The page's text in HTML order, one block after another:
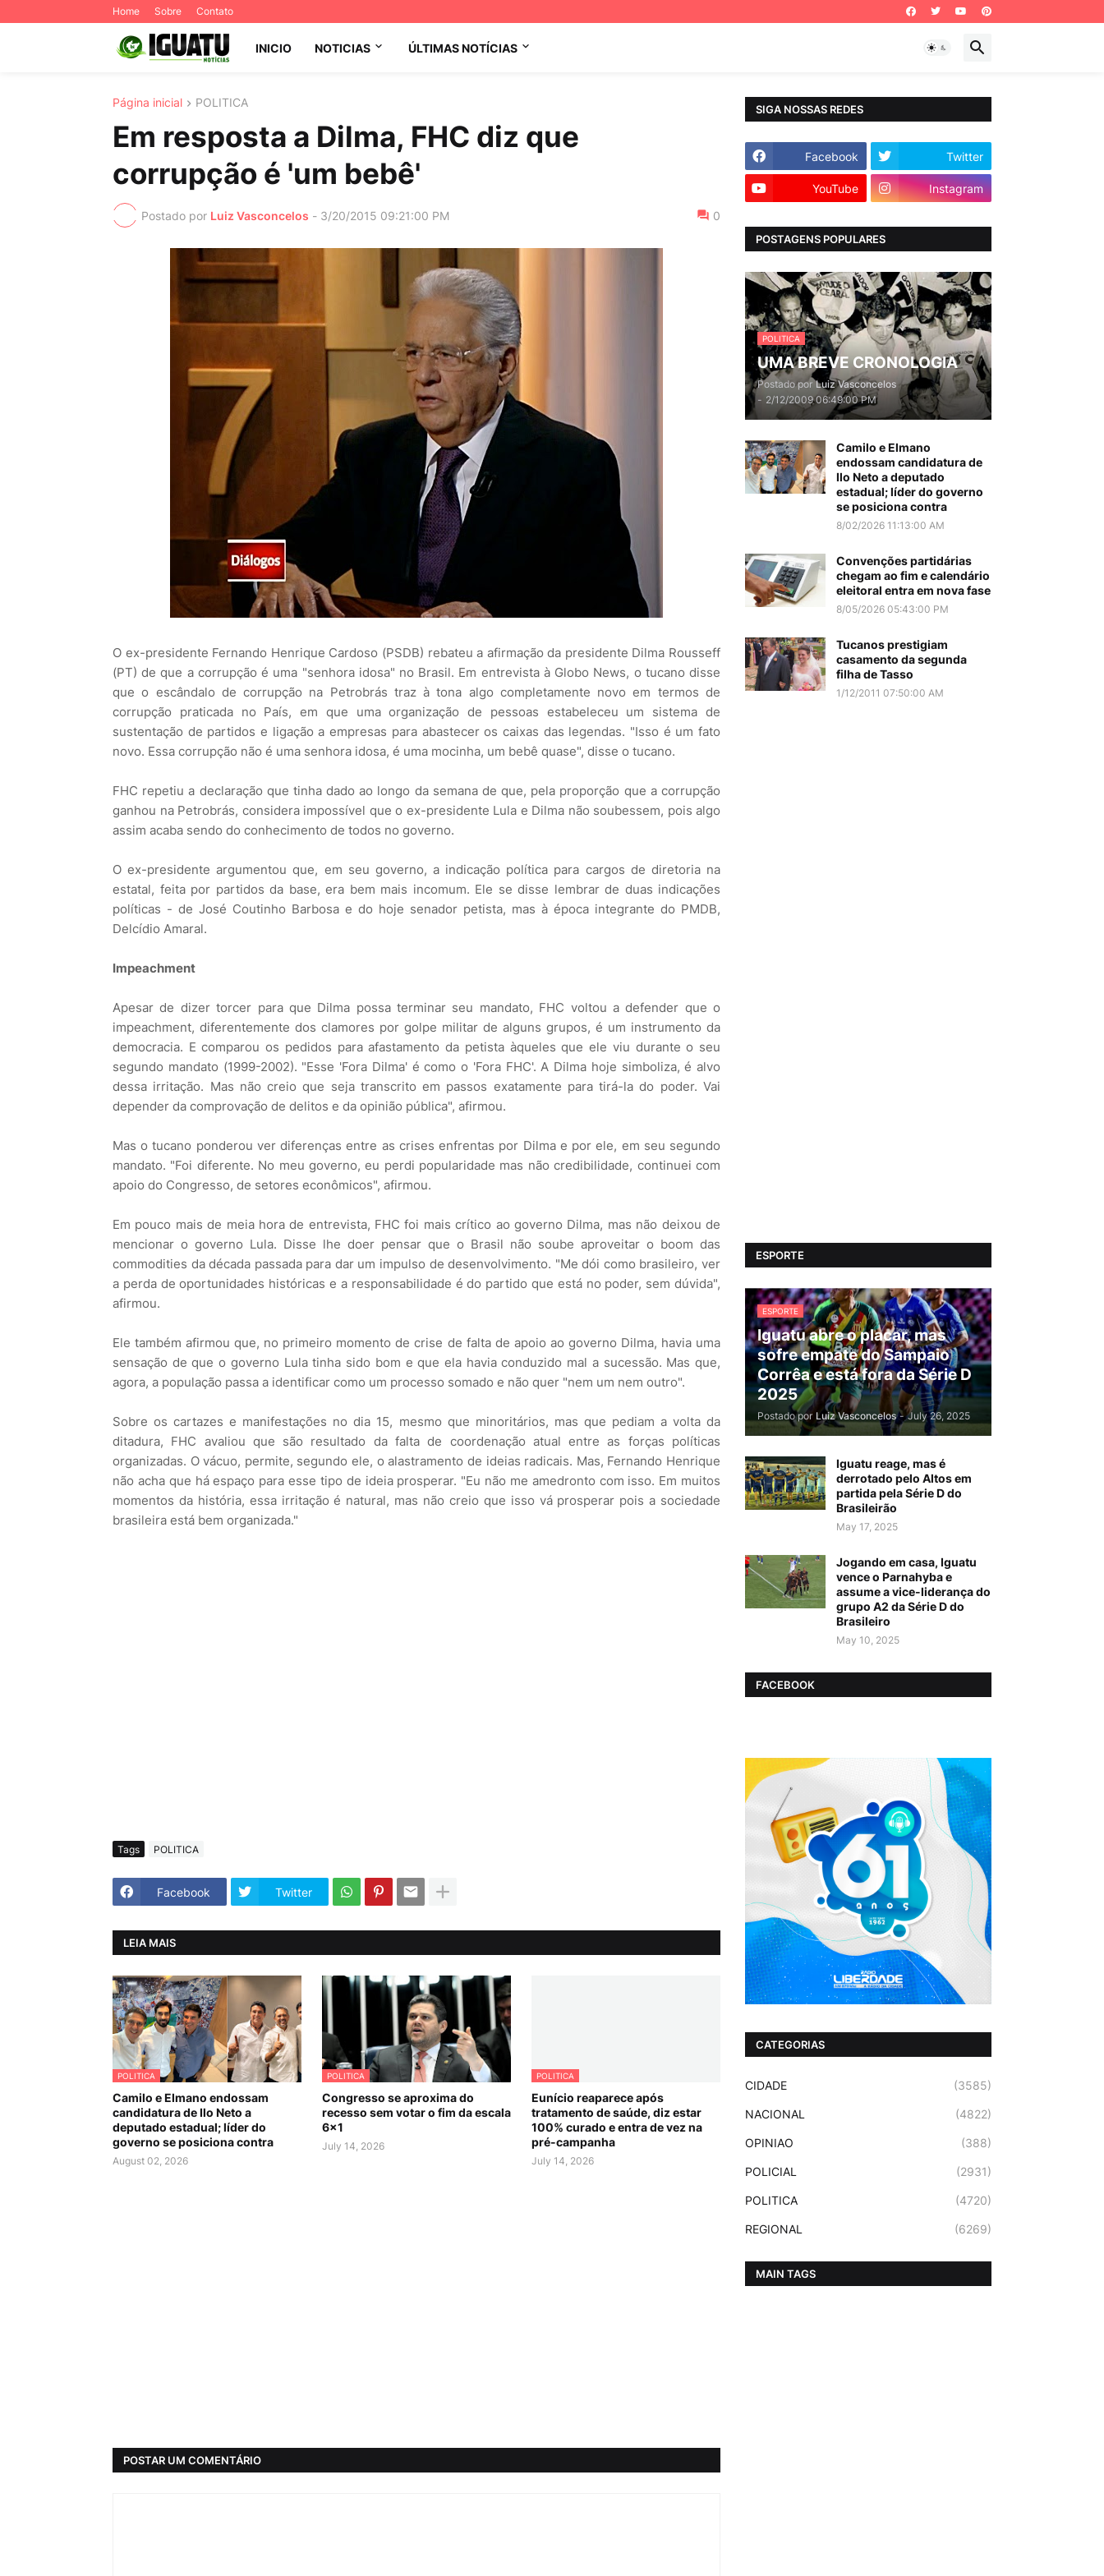
Home Sobre Contato
INICIO NOTICIAS ÚLTIMAS NOTÍCIAS
Página inicial POLITICA
Em resposta a Dilma, FHC diz que
corrupção é 'um bebê'
Postado por Luiz Vasconcelos - 3/20/2015 09:21:00 PM 0
O ex-presidente Fernando Henrique Cardoso (PSDB) rebateu a afirmação da presidente Dilma Rousseff
(PT) de que a corrupção é uma "senhora idosa" no Brasil. Em entrevista à Globo News, o tucano disse
que o escândalo de corrupção na Petrobrás traz à tona algo completamente novo em termos de
corrupção praticada no País, em que uma organização de pessoas estabeleceu um sistema de
sustentação de partidos e ligação a empresas para abastecer os caixas das legendas. "Isso é um fato
novo. Essa corrupção não é uma senhora idosa, é uma mocinha, um bebê quase", disse o tucano.
FHC repetiu a declaração que tinha dado ao longo da semana de que, pela proporção que a corrupção
ganhou na Petrobrás, considera impossível que o ex-presidente Lula e Dilma não soubessem, pois algo
assim acaba sendo do conhecimento de todos no governo.
O ex-presidente argumentou que, em seu governo, a indicação política para cargos de diretoria na
estatal, feita por partidos da base, era bem mais incomum. Ele se disse lembrar de duas indicações
políticas - de José Coutinho Barbosa e do hoje senador petista, mas à época integrante do PMDB,
Delcídio Amaral.
Impeachment
Apesar de dizer torcer para que Dilma possa terminar seu mandato, FHC voltou a defender que o
impeachment, diferentemente dos clamores por golpe militar de alguns grupos, é um instrumento da
democracia. E comparou os pedidos para afastamento da petista àqueles que ele viu durante o seu
segundo mandato (1999-2002). "Esse 'Fora Dilma' é como o 'Fora FHC'. A Dilma hoje simboliza, é alvo
dessa irritação. Mas não creio que seja transcrito em passos exatamente para tirá-la do poder. Vai
depender da comprovação de delitos e da opinião pública", afirmou.
Mas o tucano ponderou ver diferenças entre as crises enfrentas por Dilma e por ele, em seu segundo
mandato. "Foi diferente. No meu governo, eu perdi popularidade mas não credibilidade, continuei com
apoio do Congresso, de setores econômicos", afirmou.
Em pouco mais de meia hora de entrevista, FHC foi mais crítico ao governo Dilma, mas não deixou de
mencionar o governo Lula. Disse lhe doer pensar que o Brasil não soube aproveitar o boom das
commodities da década passada para dar um impulso de desenvolvimento. "Me dói como brasileiro, ver
a perda de oportunidades históricas e a responsabilidade é do partido que está no poder, sem dúvida",
afirmou.
Ele também afirmou que, no primeiro momento de crise de falta de apoio ao governo Dilma, havia uma
sensação de que o governo Lula tinha sido bom e que ela havia conduzido mal a sucessão. Mas que,
agora, a população passa a identificar como um processo somado e não quer "nem um nem outro".
Sobre os cartazes e manifestações no dia 15, mesmo que minoritários, mas que pediam a volta da
ditadura, FHC avaliou que são resultado da falta de coordenação atual entre as forças políticas
organizadas. O vácuo, permite, segundo ele, o alastramento de ideias radicais. Mas, Fernando Henrique
não acha que há espaço para esse tipo de ideia prosperar. "Eu não me amedronto com isso. Em muitos
momentos da história, essa irritação é natural, mas não creio que isso vá prosperar pois a sociedade
brasileira está bem organizada."
Tags POLITICA
Facebook Twitter
LEIA MAIS
POLITICA
Camilo e Elmano endossam
candidatura de Ilo Neto a
deputado estadual; líder do
governo se posiciona contra
August 02, 2026
POLITICA
Congresso se aproxima do
recesso sem votar o fim da escala
6×1
July 14, 2026
POLITICA
Eunício reaparece após
tratamento de saúde, diz estar
100% curado e entra de vez na
pré-campanha
July 14, 2026
POSTAR UM COMENTÁRIO
SIGA NOSSAS REDES
Facebook Twitter
YouTube Instagram
POSTAGENS POPULARES
POLITICA
UMA BREVE CRONOLOGIA
Postado por Luiz Vasconcelos
- 2/12/2009 06:49:00 PM
Camilo e Elmano
endossam candidatura de
Ilo Neto a deputado
estadual; líder do governo
se posiciona contra
8/02/2026 11:13:00 AM
Convenções partidárias
chegam ao fim e calendário
eleitoral entra em nova fase
8/05/2026 05:43:00 PM
Tucanos prestigiam
casamento da segunda
filha de Tasso
1/12/2011 07:50:00 AM
ESPORTE
ESPORTE
Iguatu abre o placar, mas
sofre empate do Sampaio
Corrêa e está fora da Série D
2025
Postado por Luiz Vasconcelos - July 26, 2025
Iguatu reage, mas é
derrotado pelo Altos em
partida pela Série D do
Brasileirão
May 17, 2025
Jogando em casa, Iguatu
vence o Parnahyba e
assume a vice-liderança do
grupo A2 da Série D do
Brasileiro
May 10, 2025
FACEBOOK
CATEGORIAS
CIDADE (3585)
NACIONAL (4822)
OPINIAO (388)
POLICIAL (2931)
POLITICA (4720)
REGIONAL (6269)
MAIN TAGS